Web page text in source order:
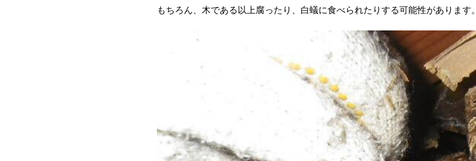
もちろん、木である以上腐ったり、白蟻に食べられたりする可能性があります。